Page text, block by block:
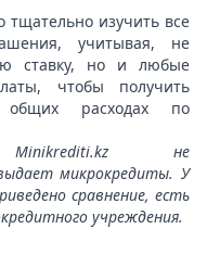
изучить все
учитывая, не
ставку, но и любые
чтобы получить
общих расходах по
не
микрокредиты. У
сравнение, есть
учреждения.